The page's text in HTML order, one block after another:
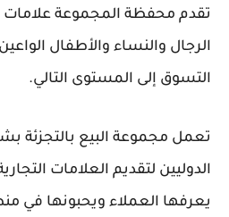
تقدم محفظة المجموعة علامات
الرجال والنساء والأطفال
التسوق إلى المستوى التالي.
تعمل مجموعة البيع بالتجزئة
الدوليين لتقديم العلامات
يعرفها العملاء ويحبونها في